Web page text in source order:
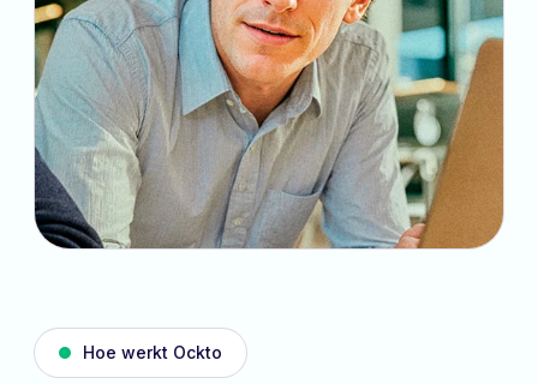
Hoe werkt Ockto